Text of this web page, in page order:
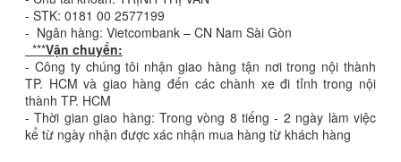
- STK: 0181 00 2577199
- Ngân hàng: Vietcombank – CN Nam Sài Gòn
***Vận chuyển:
- Công ty chúng tôi nhận giao hàng tận nơi trong nội thành
TP. HCM và giao hàng đến các chành xe đi tỉnh trong nội
thành TP. HCM
- Thời gian giao hàng: Trong vòng 8 tiếng - 2 ngày làm việc
kể từ ngày nhận được xác nhận mua hàng từ khách hàng